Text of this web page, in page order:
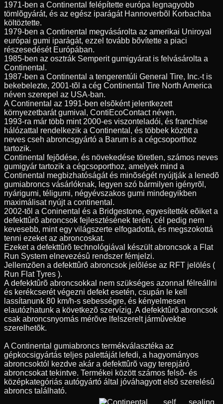
1971-ben a Continental felépítette európa legnagyobb
tömlõgyárát, és az egész iparágát Hannoverbõl Korbachba
költöztette.
1979-ben a Continental megvásárolta az amerikai Uniroyal
európai gumi iparágát, ezzel tovább bõvítette a piaci
részesedését Európában.
1985-ben az osztrák Semperit gumigyárat is felvásárolta a
Continental.
1987-ben a Continental a tengerentúli General Tire, Inc.-t is
bekebelezte, 2001-tõl a cég Continental Tire North America
néven szerepel az USA-ban.
A Continental az 1991-ben elsõként jelentkezett
környezetbarát gumival, ContiEcoContact néven.
1993-ra már több mint 2000-es viszonteladói, és franchise
hálózattal rendelkezik a Continental, és többek között a
neves cseh abroncsgyártó a Barum is a cégcsoporthoz
tartozik.
Continental fejõdése, és növekedése töretlen, számos neves
gumigyár tartozik a cégcsoporthoz, amelyek mind a
Continental megbizhatóságát és minõségét nyújtják a lenedõ
gumiabroncs vásárlóknak, legyen szó bármilyen igényrõl,
nyárigumi, téligumi, négyévszakos gumi mindegyikben
maximálisat nyújt a continental.
2002-tõl a Coninental és a Bridgestone, egyesítették eõiket a
defekttûrõ abroncsok fejlesztésének terén, cél pedig nem
kevesebb, mint egy világszerte elfogadottá, és megszokottá
tenni ezeket az abroncoskat.
Ezeket a defekttûrõ technológiával készült abroncsok a Flat
Run System elnevezésû rendszer fémjelzi.
Jellemzõen a defekttûrõ abroncsok jelõlése az RFT jelölés (
Run Flat Tyres ).
A defekktûrõ abroncsokkal nem szükséges azonnal félreállni
és kerékcserét végezni defekt esetén, csupán le kell
lassítanunk 80 km/h-s sebességre, és kényelmesen
elautózhatunk a következõ szervízig. A defekktûrõ abroncsok
csak abroncsnyomás mérõve lfelszerelt jármûvekbe
szerelhetõk.
A Continental gumiabroncs termékválasztéka az
gépkocsigyártás teljes palettáját lefedi, a hagyományos
abroncsoktól kezdve akár a defekttûrõ vagy terepjáró
abroncsokat tekintve. Termékei között számos felsõ- és
középkategóriás autógyártó által jóváhagyott elsõ szerelésû
abroncs található.